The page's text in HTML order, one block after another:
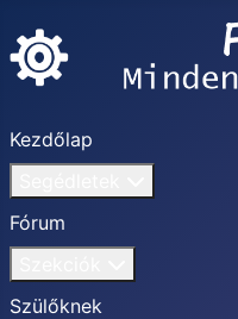
Kezdőlap
Fórum
Szülőknek